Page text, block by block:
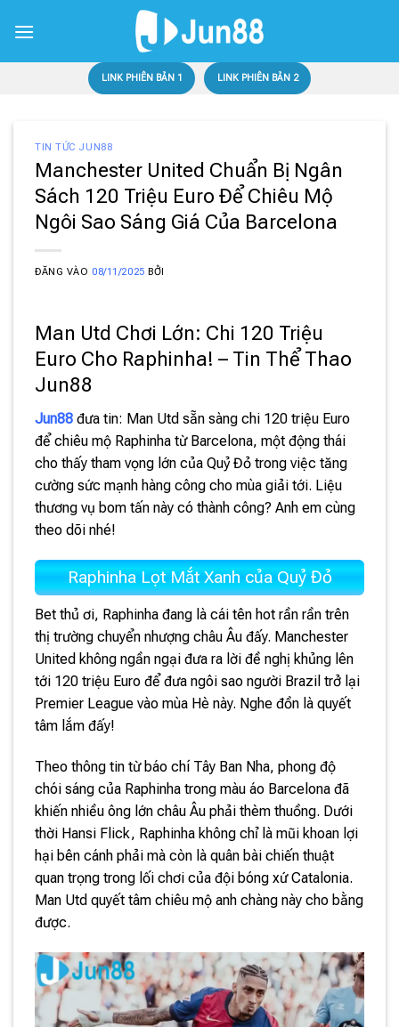
qua
LINK PHIÊN BẢN 1 LINK PHIÊN BẢN 2
TIN TỨC JUN88
Manchester United Chuẩn Bị Ngân
Sách 120 Triệu Euro Để Chiêu Mộ
Ngôi Sao Sáng Giá Của Barcelona
ĐĂNG VÀO 08/11/2025 BỞI
Man Utd Chơi Lớn: Chi 120 Triệu
Euro Cho Raphinha! – Tin Thể Thao
Jun88
Jun88 đưa tin: Man Utd sẵn sàng chi 120 triệu Euro
để chiêu mộ Raphinha từ Barcelona, một động thái
cho thấy tham vọng lớn của Quỷ Đỏ trong việc tăng
cường sức mạnh hàng công cho mùa giải tới. Liệu
thương vụ bom tấn này có thành công? Anh em cùng
theo dõi nhé!
Raphinha Lọt Mắt Xanh của Quỷ Đỏ
Bet thủ ơi, Raphinha đang là cái tên hot rần rần trên
thị trường chuyển nhượng châu Âu đấy. Manchester
United không ngần ngại đưa ra lời đề nghị khủng lên
tới 120 triệu Euro để đưa ngôi sao người Brazil trở lại
Premier League vào mùa Hè này. Nghe đồn là quyết
tâm lắm đấy!
Theo thông tin từ báo chí Tây Ban Nha, phong độ
chói sáng của Raphinha trong màu áo Barcelona đã
khiến nhiều ông lớn châu Âu phải thèm thuồng. Dưới
thời Hansi Flick, Raphinha không chỉ là mũi khoan lợi
hại bên cánh phải mà còn là quân bài chiến thuật
quan trọng trong lối chơi của đội bóng xứ Catalonia.
Man Utd quyết tâm chiêu mộ anh chàng này cho bằng
được.